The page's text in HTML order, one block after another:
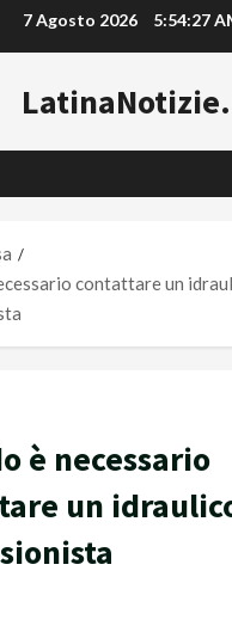
7 Agosto 2026 5:54:27
contattare un
è necessario
un